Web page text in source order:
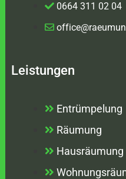
0664 311 02 04
Leistungen
Entrümpelung
Räumung
Hausräumung